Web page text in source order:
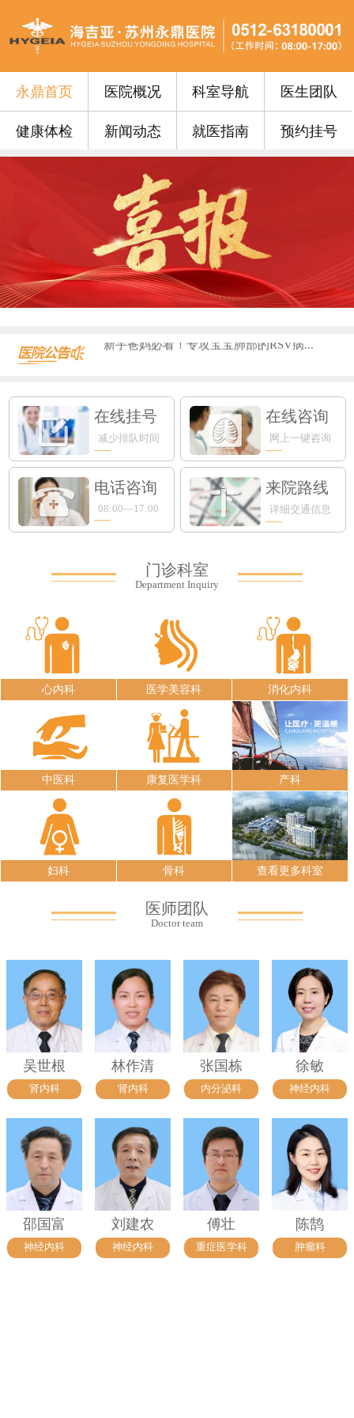
永鼎首页 医院概况 科室导航 医生团队
健康体检 新闻动态 就医指南 预约挂号
永鼎门诊丨苏州永鼎医院3月17日—3...
便民公告 | 苏州永鼎医院“云影像”...
便民公告｜我院便民门诊挂号费0元！...
便民公告丨苏州永鼎医院早7点开设早门...
便民公告丨65周岁以上的老年朋友在苏...
门诊安排丨苏州永鼎医院国庆、中秋假期...
永鼎疫苗丨带状疱疹惠民接种活动火热预...
沪上专家护“视”界，中西合璧助成长—...
血液病患者请收藏！...
新手爸妈必看！专攻宝宝肺部的RSV病...
在线挂号
减少排队时间
在线咨询
网上一键咨询
电话咨询
08:00—17:00
来院路线
详细交通信息
门诊科室
Department Inquiry
心内科 医学美容科 消化内科
中医科 康复医学科 产科
妇科 骨科 查看更多科室
医师团队
Doctor team
吴世根
肾内科
林作清
肾内科
张国栋
内分泌科
徐敏
神经内科
邵国富
神经内科
刘建农
神经内科
傅壮
重症医学科
陈鹄
肿瘤科